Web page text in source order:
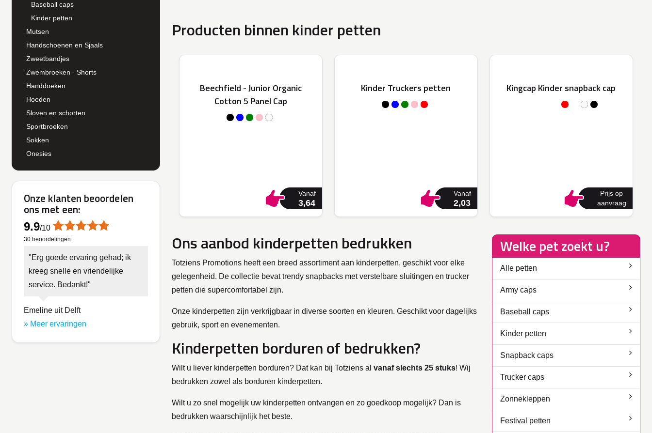
Baseball caps
Kinder petten
Mutsen
Handschoenen en Sjaals
Zweetbandjes
Zwembroeken - Shorts
Handdoeken
Hoeden
Sloven en schorten
Sportbroeken
Sokken
Onesies
Onze klanten beoordelen
ons met een:
9.9/10
30 beoordelingen.
Erg goede ervaring gehad; ik
kreeg snelle en vriendelijke
service. Bedankt!
Emeline uit Delft
» Meer ervaringen
Producten binnen kinder petten
Beechfield - Junior Organic
Cotton 5 Panel Cap
Vanaf
3,64
Kinder Truckers petten
Vanaf
2,03
Kingcap Kinder snapback cap
Prijs op
aanvraag
Ons aanbod kinderpetten bedrukken
Totziens Promotions heeft een breed assortiment aan kinderpetten, geschikt voor elke
gelegenheid. De collectie bevat trendy snapbacks met verstelbare sluitingen en trucker
petten die supercomfortabel zijn.
Onze kinderpetten zijn verkrijgbaar in diverse soorten en kleuren. Geschikt voor dagelijks
gebruik, sport en evenementen.
Kinderpetten borduren of bedrukken?
Wilt u liever kinderpetten borduren? Dat kan bij Totziens al vanaf slechts 25 stuks! Wij
bedrukken zowel als borduren kinderpetten.
Wilt u zo snel mogelijk uw kinderpetten ontvangen en zo goedkoop mogelijk? Dan is
bedrukken waarschijnlijk het beste.
Welke pet zoekt u?
Alle petten
Army caps
Baseball caps
Kinder petten
Snapback caps
Trucker caps
Zonnekleppen
Festival petten